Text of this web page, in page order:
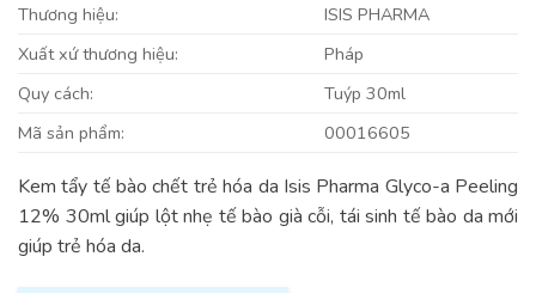
Thương hiệu:
ISIS PHARMA
Xuất xứ thương hiệu:
Pháp
Quy cách:
Tuýp 30ml
Mã sản phẩm:
00016605
Kem tẩy tế bào chết trẻ hóa da Isis Pharma Glyco-a Peeling
12% 30ml giúp lột nhẹ tế bào già cỗi, tái sinh tế bào da mới
giúp trẻ hóa da.